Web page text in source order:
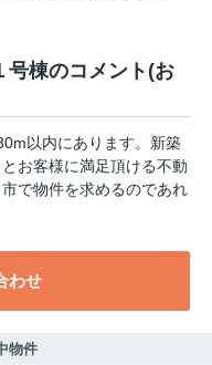
棟のコメント(お
以内にあります。新築
お客様に満足頂ける不動
で物件を求めるのであれ
わせ
物件